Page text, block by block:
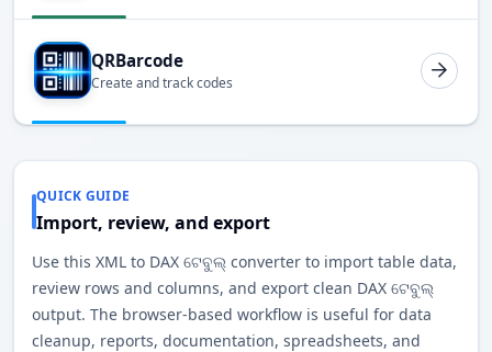
QRBarcode
Create and track codes
QUICK GUIDE
Import, review, and export
Use this XML to DAX ଟେବୁଲ୍ converter to import table data,
review rows and columns, and export clean DAX ଟେବୁଲ୍
output. The browser-based workflow is useful for data
cleanup, reports, documentation, spreadsheets, and